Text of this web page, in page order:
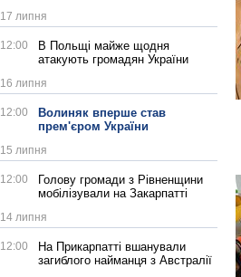
17 липня
12:00
В Польщі майже щодня
атакують громадян України
16 липня
12:00
Волиняк вперше став
прем'єром України
15 липня
12:00
Голову громади з Рівненщини
мобілізували на Закарпатті
14 липня
12:00
На Прикарпатті вшанували
загиблого найманця з Австралії